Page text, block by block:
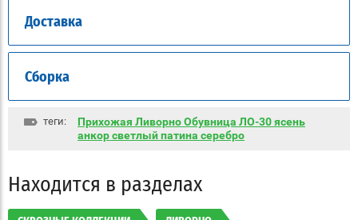
Доставка
Сборка
теги:
Прихожая Ливорно Обувница ЛО-30 ясень
анкор светлый патина серебро
Находится в разделах